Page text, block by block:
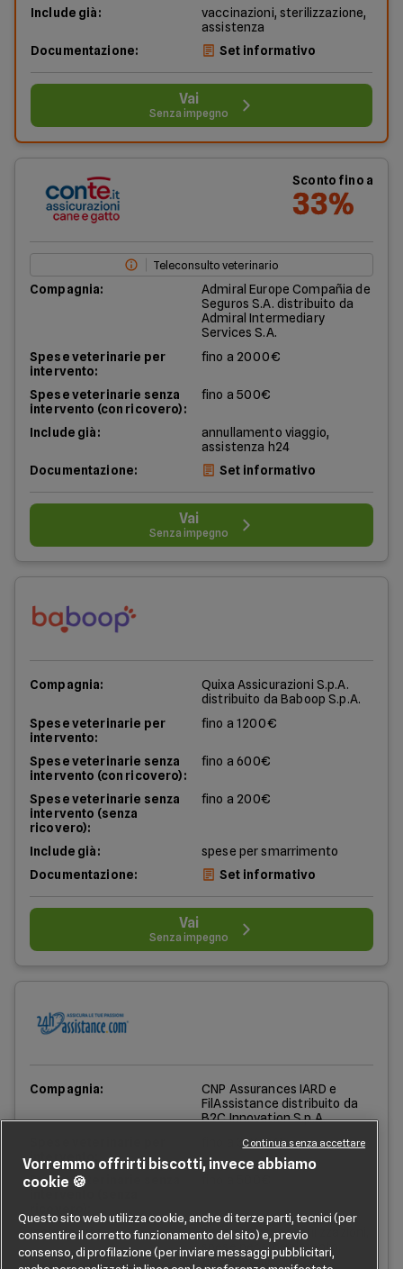
Include già:
vaccinazioni, sterilizzazione,
assistenza
Documentazione:
Set informativo
Vai
Senza impegno
Sconto fino a
33%
Teleconsulto veterinario
Compagnia:
Admiral Europe Compañia de
Seguros S.A. distribuito da
Admiral Intermediary
Services S.A.
Spese veterinarie per
intervento:
fino a 2000€
Spese veterinarie senza
intervento (con ricovero):
fino a 500€
Include già:
annullamento viaggio,
assistenza h24
Documentazione:
Set informativo
Vai
Senza impegno
Compagnia:
Quixa Assicurazioni S.p.A.
distribuito da Baboop S.p.A.
Spese veterinarie per
intervento:
fino a 1200€
Spese veterinarie senza
intervento (con ricovero):
fino a 600€
Spese veterinarie senza
intervento (senza
ricovero):
fino a 200€
Include già:
spese per smarrimento
Documentazione:
Set informativo
Vai
Senza impegno
Compagnia:
CNP Assurances IARD e
FilAssistance distribuito da
B2C Innovation S.p.A.
intervento:
fino a 3000€
Spese veterinarie senza
Include già:
vaccinazioni e sterilizzazioni,
spese per smarrimento,
tutela legale
Vorremmo offrirti biscotti, invece abbiamo
cookie 🍪
Questo sito web utilizza cookie, anche di terze parti, tecnici (per
consentire il corretto funzionamento del sito) e, previo
consenso, di profilazione (per inviare messaggi pubblicitari,
Continua senza accettare